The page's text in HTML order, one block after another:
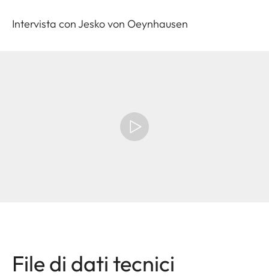
Intervista con Jesko von Oeynhausen
File di dati tecnici